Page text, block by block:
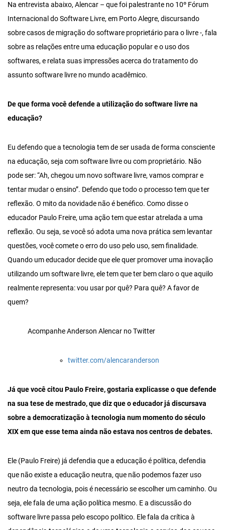
Na entrevista abaixo, Alencar – que foi palestrante no 10º Fórum
Internacional do Software Livre, em Porto Alegre, discursando
sobre casos de migração do software proprietário para o livre -, fala
sobre as relações entre uma educação popular e o uso dos
softwares, e relata suas impressões acerca do tratamento do
assunto software livre no mundo acadêmico.
De que forma você defende a utilização do software livre na
educação?
Eu defendo que a tecnologia tem de ser usada de forma consciente
na educação, seja com software livre ou com proprietário. Não
pode ser: “Ah, chegou um novo software livre, vamos comprar e
tentar mudar o ensino”. Defendo que todo o processo tem que ter
reflexão. O mito da novidade não é benéfico. Como disse o
educador Paulo Freire, uma ação tem que estar atrelada a uma
reflexão. Ou seja, se você só adota uma nova prática sem levantar
questões, você comete o erro do uso pelo uso, sem finalidade.
Quando um educador decide que ele quer promover uma inovação
utilizando um software livre, ele tem que ter bem claro o que aquilo
realmente representa: vou usar por quê? Para quê? A favor de
quem?
Acompanhe Anderson Alencar no Twitter
twitter.com/alencaranderson
Já que você citou Paulo Freire, gostaria explicasse o que defende
na sua tese de mestrado, que diz que o educador já discursava
sobre a democratização à tecnologia num momento do século
XIX em que esse tema ainda não estava nos centros de debates.
Ele (Paulo Freire) já defendia que a educação é política, defendia
que não existe a educação neutra, que não podemos fazer uso
neutro da tecnologia, pois é necessário se escolher um caminho. Ou
seja, ele fala de uma ação política mesmo. E a discussão do
software livre passa pelo escopo político. Ele fala da crítica à